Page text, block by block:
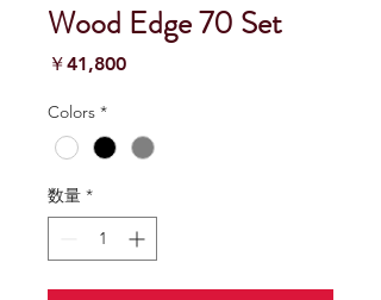
Wood Edge 70 Set
￥41,800価
Colors *
数量 *